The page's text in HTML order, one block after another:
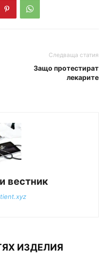
Следваща статия
Защо протестират
лекарите
вестник
ИЗДЕЛИЯ